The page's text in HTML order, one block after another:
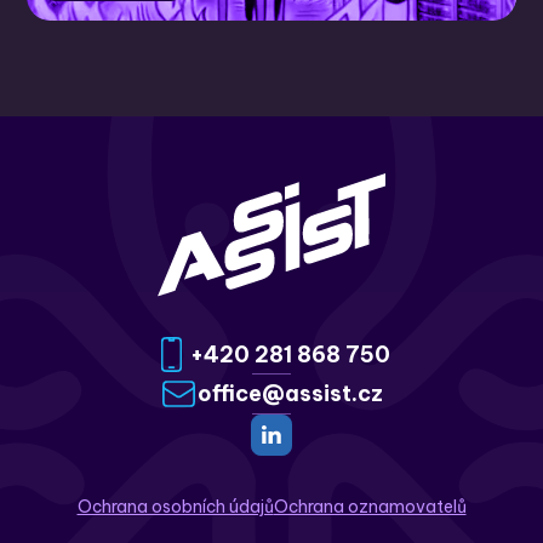
+420 281 868 750
office@assist.cz
Ochrana osobních údajůOchrana oznamovatelů